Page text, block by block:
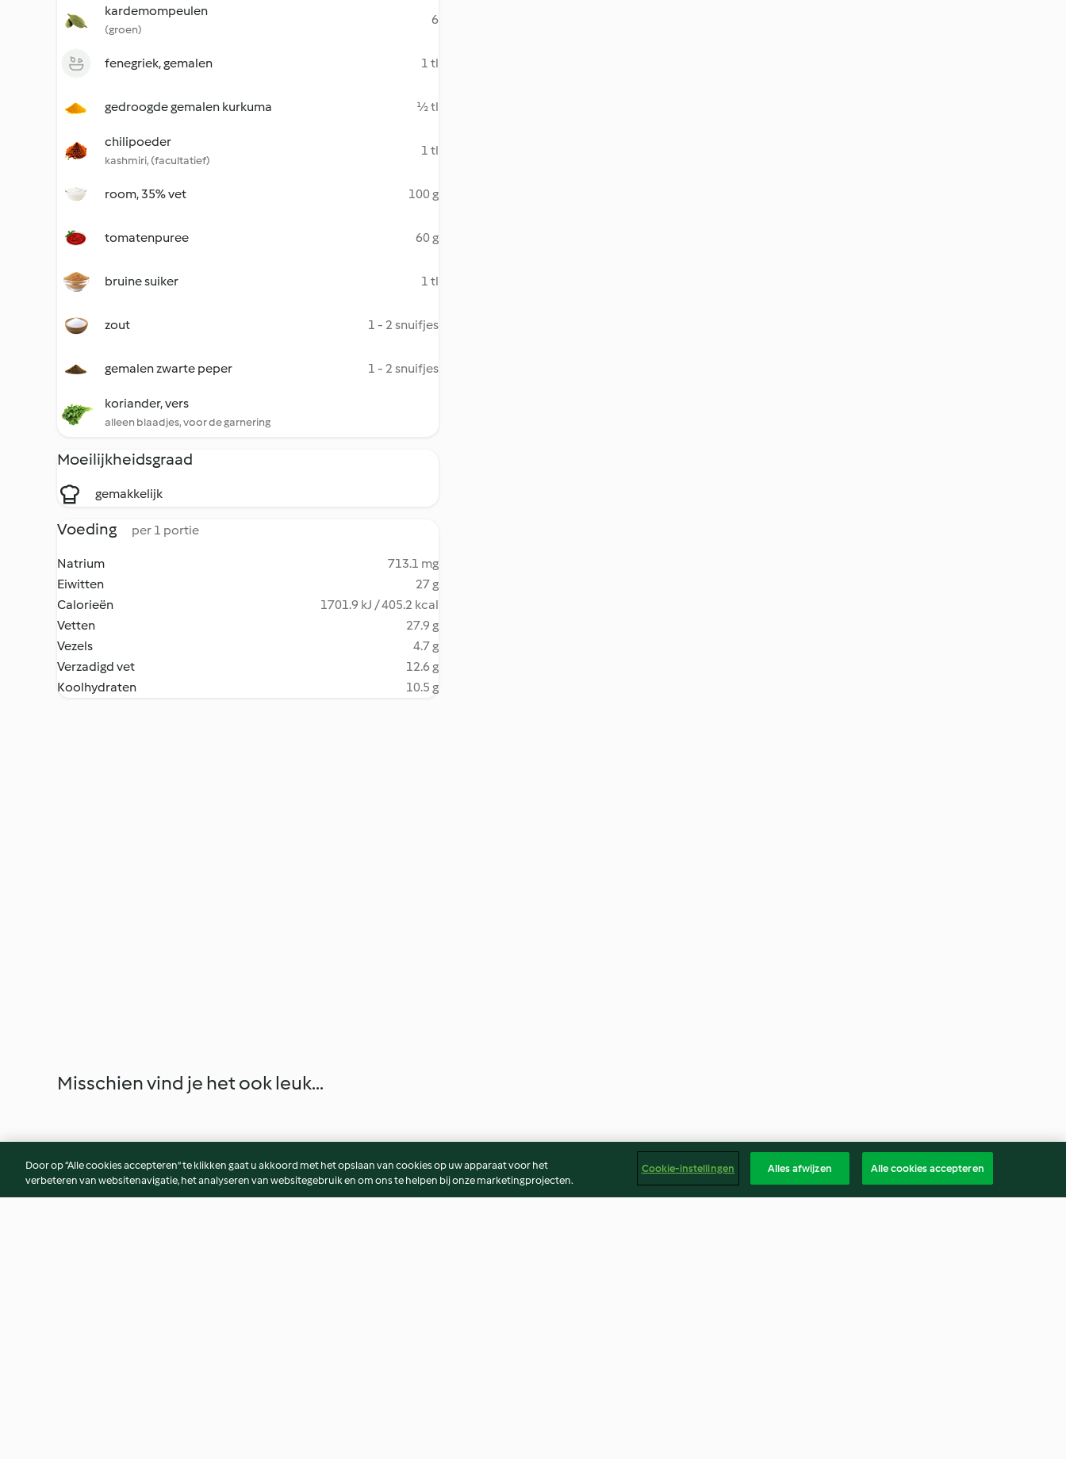
kardemompeulen
(groen)
6
fenegriek, gemalen 1 tl
gedroogde gemalen kurkuma ½ tl
chilipoeder
kashmiri, (facultatief)
1 tl
room, 35% vet 100 g
tomatenpuree 60 g
bruine suiker 1 tl
zout 1 - 2 snuifjes
gemalen zwarte peper 1 - 2 snuifjes
koriander, vers
alleen blaadjes, voor de garnering
Moeilijkheidsgraad
gemakkelijk
Voeding per 1 portie
Natrium
713.1 mg
Eiwitten
27 g
Calorieën
1701.9 kJ / 405.2 kcal
Vetten
27.9 g
Vezels
4.7 g
Verzadigd vet
12.6 g
Koolhydraten
10.5 g
Misschien vind je het ook leuk...
Door op “Alle cookies accepteren” te klikken gaat u akkoord met het opslaan van cookies op uw apparaat voor het
verbeteren van websitenavigatie, het analyseren van websitegebruik en om ons te helpen bij onze marketingprojecten.
Cookie-instellingen Alles afwijzen Alle cookies accepteren